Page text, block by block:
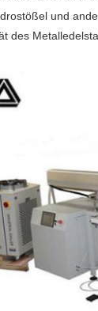
und
des